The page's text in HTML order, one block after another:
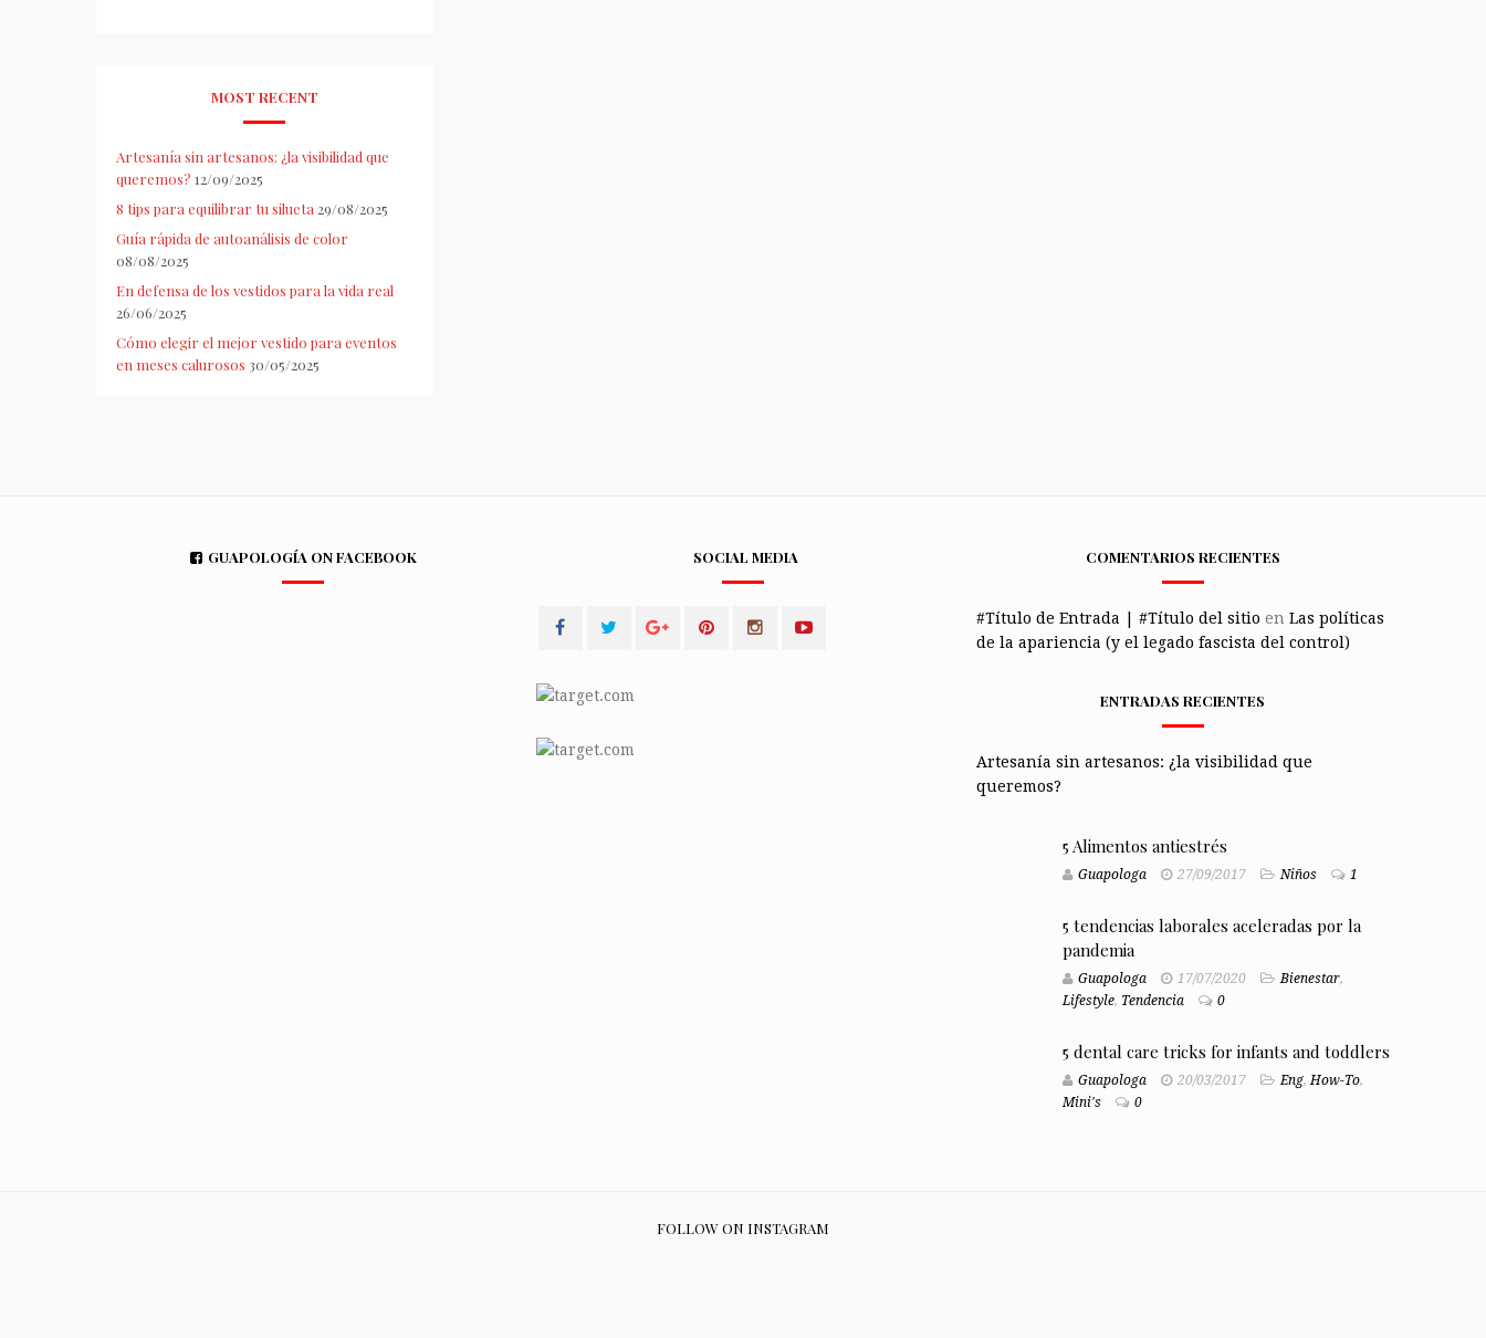
MOST RECENT
Artesanía sin artesanos: ¿la visibilidad que
queremos? 12/09/2025
8 tips para equilibrar tu silueta 29/08/2025
Guía rápida de autoanálisis de color
08/08/2025
En defensa de los vestidos para la vida real
26/06/2025
Cómo elegir el mejor vestido para eventos
en meses calurosos 30/05/2025
GUAPOLOGÍA ON FACEBOOK SOCIAL MEDIA COMENTARIOS RECIENTES
#Título de Entrada | #Título del sitio en Las políticas
de la apariencia (y el legado fascista del control)
ENTRADAS RECIENTES
Artesanía sin artesanos: ¿la visibilidad que
queremos?
5 Alimentos antiestrés
Guapologa 27/09/2017 Niños 1
5 tendencias laborales aceleradas por la
pandemia
Guapologa 17/07/2020 Bienestar,
Lifestyle, Tendencia 0
5 dental care tricks for infants and toddlers
Guapologa 20/03/2017 Eng,How-To,
Mini's
0
FOLLOW ON INSTAGRAM